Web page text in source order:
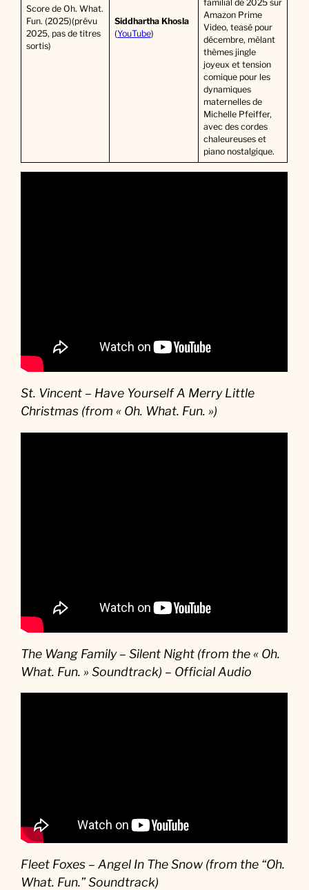
Score de Oh. What.
Fun. (2025)(prévu
2025, pas de titres
sortis)
Siddhartha Khosla
(YouTube)
familial de 2025 sur
Amazon Prime
Video, teasé pour
décembre, mêlant
thèmes jingle
joyeux et tension
comique pour les
dynamiques
maternelles de
Michelle Pfeiffer,
avec des cordes
chaleureuses et
piano nostalgique.
St. Vincent – Have Yourself A Merry Little
Christmas (from « Oh. What. Fun. »)
The Wang Family – Silent Night (from the « Oh.
What. Fun. » Soundtrack) – Official Audio
Fleet Foxes – Angel In The Snow (from the “Oh.
What. Fun.” Soundtrack)